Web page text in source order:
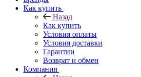
Как купить
Назад
Как купить
Условия оплаты
Условия доставки
Гарантии
Возврат и обмен
Компания